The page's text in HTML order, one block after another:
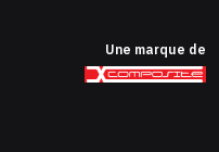
Une marque de